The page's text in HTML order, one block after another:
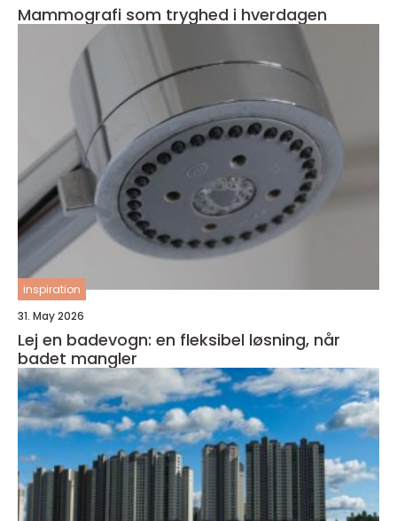
Mammografi som tryghed i hverdagen
inspiration
31. May 2026
Lej en badevogn: en fleksibel løsning, når
badet mangler